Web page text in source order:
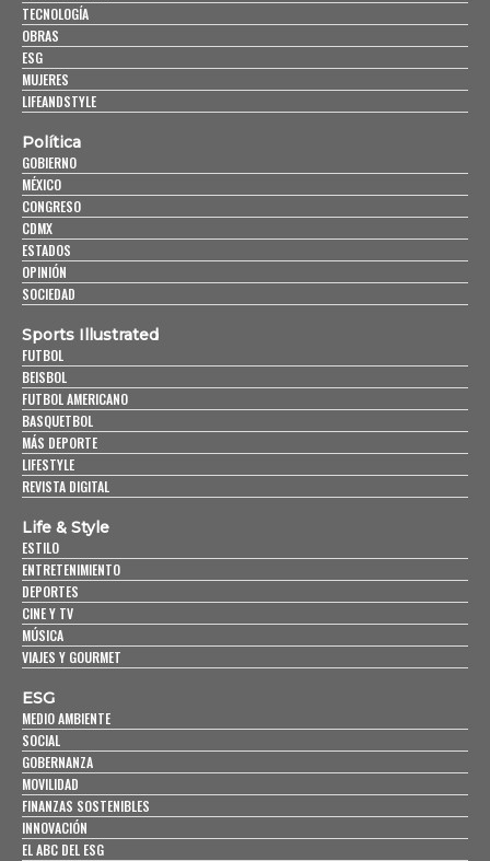
TECNOLOGÍA
OBRAS
ESG
MUJERES
LIFEANDSTYLE
Política
GOBIERNO
MÉXICO
CONGRESO
CDMX
ESTADOS
OPINIÓN
SOCIEDAD
Sports Illustrated
FUTBOL
BEISBOL
FUTBOL AMERICANO
BASQUETBOL
MÁS DEPORTE
LIFESTYLE
REVISTA DIGITAL
Life & Style
ESTILO
ENTRETENIMIENTO
DEPORTES
CINE Y TV
MÚSICA
VIAJES Y GOURMET
ESG
MEDIO AMBIENTE
SOCIAL
GOBERNANZA
MOVILIDAD
FINANZAS SOSTENIBLES
INNOVACIÓN
EL ABC DEL ESG